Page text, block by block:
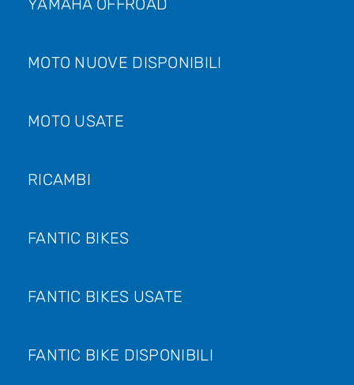
YAMAHA OFFROAD
MOTO NUOVE DISPONIBILI
MOTO USATE
RICAMBI
FANTIC BIKES
FANTIC BIKES USATE
FANTIC BIKE DISPONIBILI